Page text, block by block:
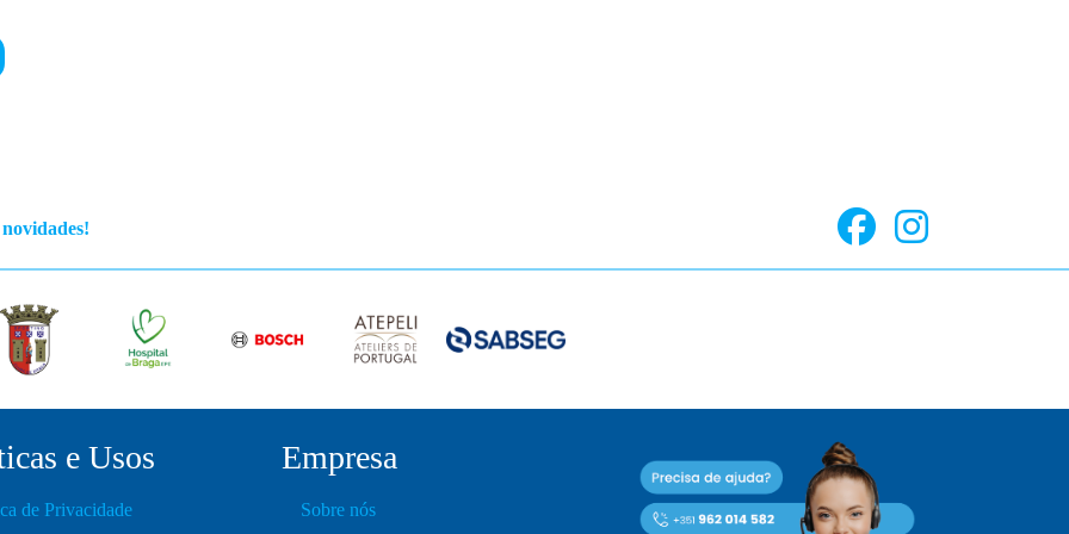
e Usos
de Privacidade
Empresa
Sobre nós